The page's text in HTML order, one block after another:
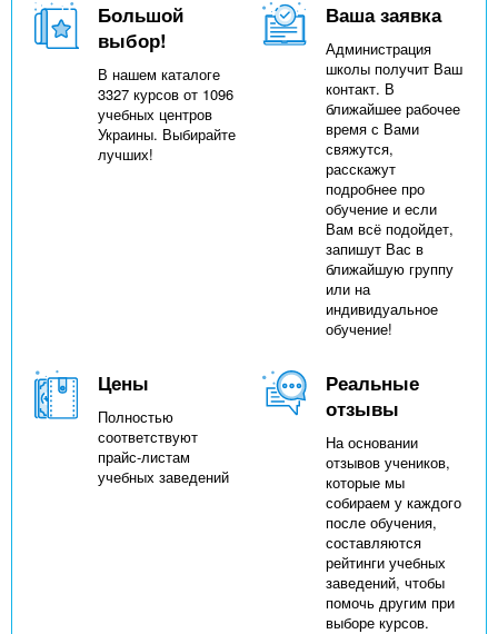
Большой
выбор!
В нашем каталоге
3327 курсов от 1096
учебных центров
Украины. Выбирайте
лучших!
Ваша заявка
Администрация
школы получит Ваш
контакт. В
ближайшее рабочее
время с Вами
свяжутся,
расскажут
подробнее про
обучение и если
Вам всё подойдет,
запишут Вас в
ближайшую группу
или на
индивидуальное
обучение!
Цены
Полностью
соответствуют
прайс-листам
учебных заведений
Реальные
отзывы
На основании
отзывов учеников,
которые мы
собираем у каждого
после обучения,
составляются
рейтинги учебных
заведений, чтобы
помочь другим при
выборе курсов.